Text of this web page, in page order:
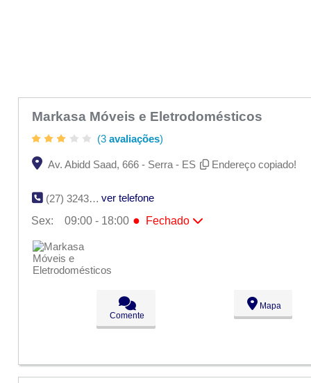
Markasa Móveis e Eletrodomésticos
(3 avaliações)
Av. Abidd Saad, 666 - Serra - ES Endereço copiado!
(27) 3243-1233
ver telefone
Sex:
09:00 - 18:00 ● Fechado
Seg:
Ter:
Qua:
09:00 - 18:00
Qui:
09:00 - 18:00
Fechado
Fechado
Comente
Mapa